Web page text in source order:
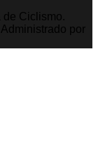
Ciclismo.
por